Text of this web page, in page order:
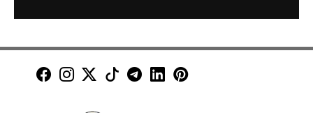
Minuto30 en Facebook
Minuto30 en Instagram
Minuto30 en X (Twitter)
Minuto30 en TikTok
Canal de Minuto30 en
Minuto30 en LinkedIn
Minuto30 en